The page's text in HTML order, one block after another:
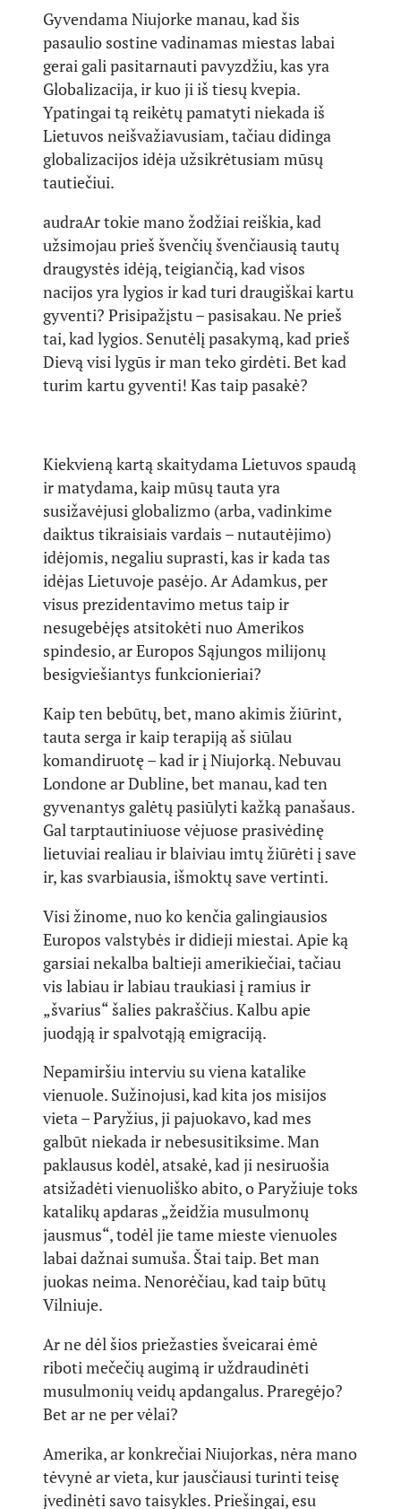
Gyvendama Niujorke manau, kad šis
pasaulio sostine vadinamas miestas labai
gerai gali pasitarnauti pavyzdžiu, kas yra
Globalizacija, ir kuo ji iš tiesų kvepia.
Ypatingai tą reikėtų pamatyti niekada iš
Lietuvos neišvažiavusiam, tačiau didinga
globalizacijos idėja užsikrėtusiam mūsų
tautiečiui.
audraAr tokie mano žodžiai reiškia, kad
užsimojau prieš švenčių švenčiausią tautų
draugystės idėją, teigiančią, kad visos
nacijos yra lygios ir kad turi draugiškai kartu
gyventi? Prisipažįstu – pasisakau. Ne prieš
tai, kad lygios. Senutėlį pasakymą, kad prieš
Dievą visi lygūs ir man teko girdėti. Bet kad
turim kartu gyventi! Kas taip pasakė?
Kiekvieną kartą skaitydama Lietuvos spaudą
ir matydama, kaip mūsų tauta yra
susižavėjusi globalizmo (arba, vadinkime
daiktus tikraisiais vardais – nutautėjimo)
idėjomis, negaliu suprasti, kas ir kada tas
idėjas Lietuvoje pasėjo. Ar Adamkus, per
visus prezidentavimo metus taip ir
nesugebėjęs atsitokėti nuo Amerikos
spindesio, ar Europos Sąjungos milijonų
besigviešiantys funkcionieriai?
Kaip ten bebūtų, bet, mano akimis žiūrint,
tauta serga ir kaip terapiją aš siūlau
komandiruotę – kad ir į Niujorką. Nebuvau
Londone ar Dubline, bet manau, kad ten
gyvenantys galėtų pasiūlyti kažką panašaus.
Gal tarptautiniuose vėjuose prasivėdinę
lietuviai realiau ir blaiviau imtų žiūrėti į save
ir, kas svarbiausia, išmoktų save vertinti.
Visi žinome, nuo ko kenčia galingiausios
Europos valstybės ir didieji miestai. Apie ką
garsiai nekalba baltieji amerikiečiai, tačiau
vis labiau ir labiau traukiasi į ramius ir
„švarius“ šalies pakraščius. Kalbu apie
juodąją ir spalvotąją emigraciją.
Nepamiršiu interviu su viena katalike
vienuole. Sužinojusi, kad kita jos misijos
vieta – Paryžius, ji pajuokavo, kad mes
galbūt niekada ir nebesusitiksime. Man
paklausus kodėl, atsakė, kad ji nesiruošia
atsižadėti vienuoliško abito, o Paryžiuje toks
katalikų apdaras „žeidžia musulmonų
jausmus“, todėl jie tame mieste vienuoles
labai dažnai sumuša. Štai taip. Bet man
juokas neima. Nenorėčiau, kad taip būtų
Vilniuje.
Ar ne dėl šios priežasties šveicarai ėmė
riboti mečečių augimą ir uždraudinėti
musulmonių veidų apdangalus. Praregėjo?
Bet ar ne per vėlai?
Amerika, ar konkrečiai Niujorkas, nėra mano
tėvynė ar vieta, kur jausčiausi turinti teisę
įvedinėti savo taisykles. Priešingai, esu